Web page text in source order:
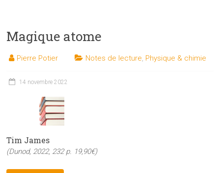
Magique atome
Pierre Potier Notes de lecture Physique & chimie
14 novembre 2022
Tim James
(Dunod, 2022, 232 p. 19,90€)